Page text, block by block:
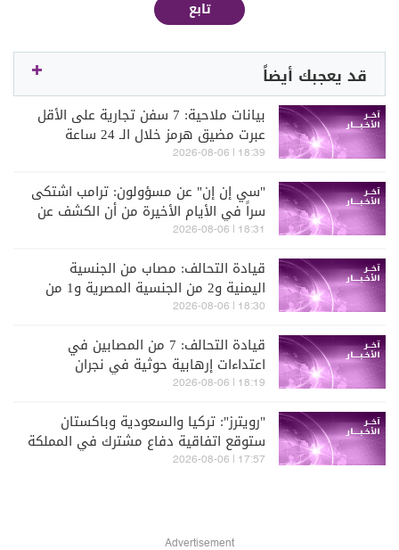
تابع
قد يعجبك أيضاً
بيانات ملاحية: 7 سفن تجارية على الأقل
عبرت مضيق هرمز خلال الـ 24 ساعة
الماضية
18:39 | 2026-08-06
"سي إن إن" عن مسؤولون: ترامب اشتكى
سراً في الأيام الأخيرة من أن الكشف عن
انخفاض مخزون الذخائر الأميركية يجعل
18:31 | 2026-08-06
قيادة التحالف: مصاب من الجنسية
اليمنية و2 من الجنسية المصرية و1 من
الجنسية الباكستانية
18:30 | 2026-08-06
قيادة التحالف: 7 من المصابين في
اعتداءات إرهابية حوثية في نجران
سعوديون بينهم امرأة وطفل
18:19 | 2026-08-06
"رويترز": تركيا والسعودية وباكستان
ستوقع اتفاقية دفاع مشترك في المملكة
الجمعة
17:57 | 2026-08-06
Advertisement